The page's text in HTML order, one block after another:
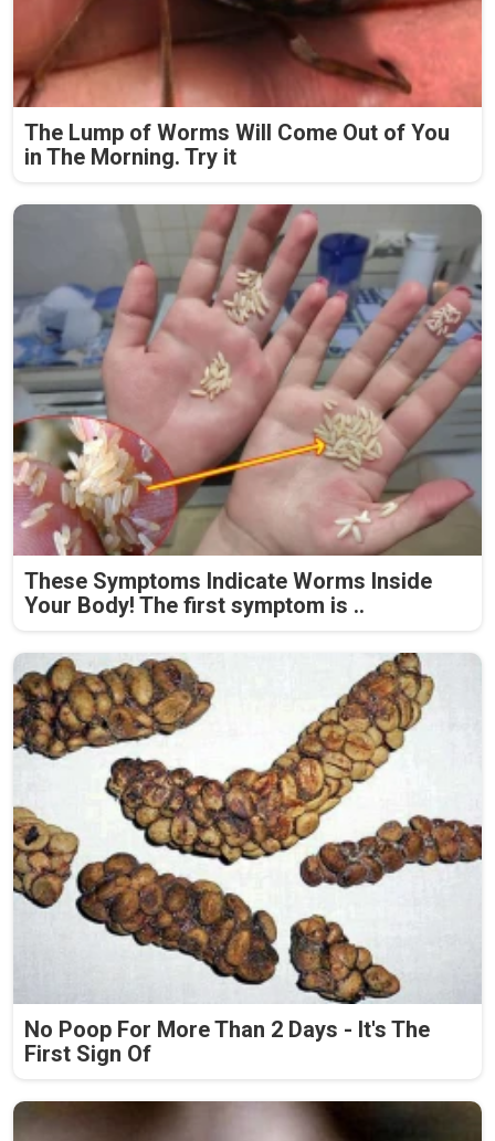
The Lump of Worms Will Come Out of You
in The Morning. Try it
These Symptoms Indicate Worms Inside
Your Body! The first symptom is ..
No Poop For More Than 2 Days - It's The
First Sign Of